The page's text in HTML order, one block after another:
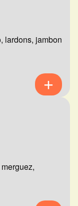
lardons, jambon